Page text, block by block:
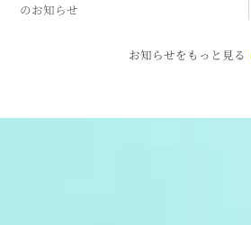
のお知らせ
お知らせをもっと見る